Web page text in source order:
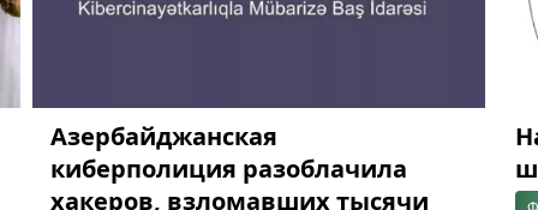
Азербайджанская
киберполиция разоблачила
хакеров, взломавших тысячи